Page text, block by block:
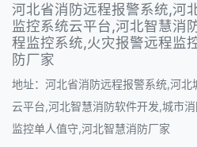
河北省消防远程报警系统,河
监控系统云平台,河北智慧消
程监控系统,火灾报警远程监
防厂家
地址：河北省消防远程报警系统,河
云平台,河北智慧消防软件开发,城市
监控单人值守,河北智慧消防厂家